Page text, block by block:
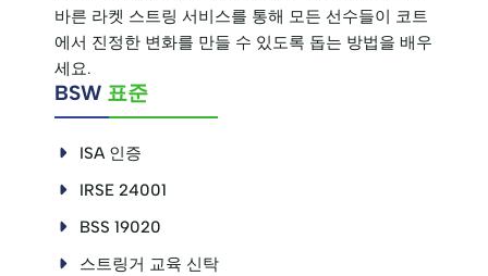
바른 라켓 스트링 서비스를 통해 모든 선수들이 코트
에서 진정한 변화를 만들 수 있도록 돕는 방법을 배우
세요.
BSW 표준
ISA 인증
IRSE 24001
BSS 19020
스트링거 교육 신탁